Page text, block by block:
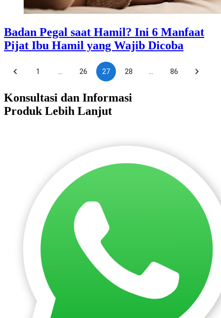
Badan Pegal saat Hamil? Ini 6 Manfaat
Pijat Ibu Hamil yang Wajib Dicoba
1 … 26 27 28 … 86
Konsultasi dan Informasi
Produk Lebih Lanjut